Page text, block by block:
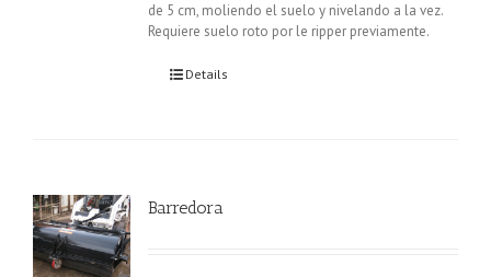
de 5 cm, moliendo el suelo y nivelando a la vez.
Requiere suelo roto por le ripper previamente.
Details
Barredora